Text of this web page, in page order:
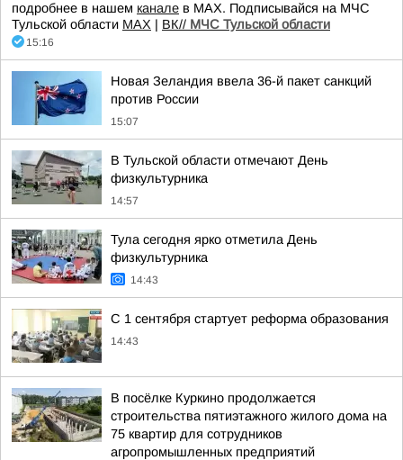
подробнее в нашем канале в МАХ. Подписывайся на МЧС
Тульской области MAX | ВК// МЧС Тульской области
15:16
Новая Зеландия ввела 36-й пакет санкций
против России
15:07
В Тульской области отмечают День
физкультурника
14:57
Тула сегодня ярко отметила День
физкультурника
14:43
С 1 сентября стартует реформа образования
14:43
В посёлке Куркино продолжается
строительства пятиэтажного жилого дома на
75 квартир для сотрудников
агропромышленных предприятий